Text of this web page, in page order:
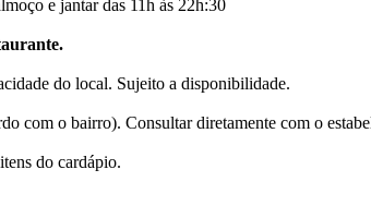
e jantar das 11h às 22h:30
do local. Sujeito a disponibilidade.
com o bairro). Consultar diretamente com o
do cardápio.